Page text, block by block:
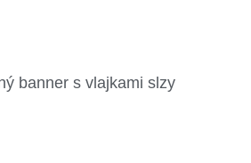
banner s vlajkami slzy